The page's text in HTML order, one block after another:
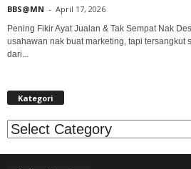
BBS@MN - April 17, 2026
Pening Fikir Ayat Jualan & Tak Sempat Nak
usahawan nak buat marketing, tapi tersangkut
dari...
Kategori
Kategori